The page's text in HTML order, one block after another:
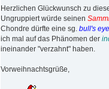
Herzlichen Glückwunsch zu
Ungruppiert würde seinen
Chondre dürfte eine sg. bull's eye
ich mal auf das Phänomen der
ineinander "verzahnt" haben.
Vorweihnachtsgrüße,